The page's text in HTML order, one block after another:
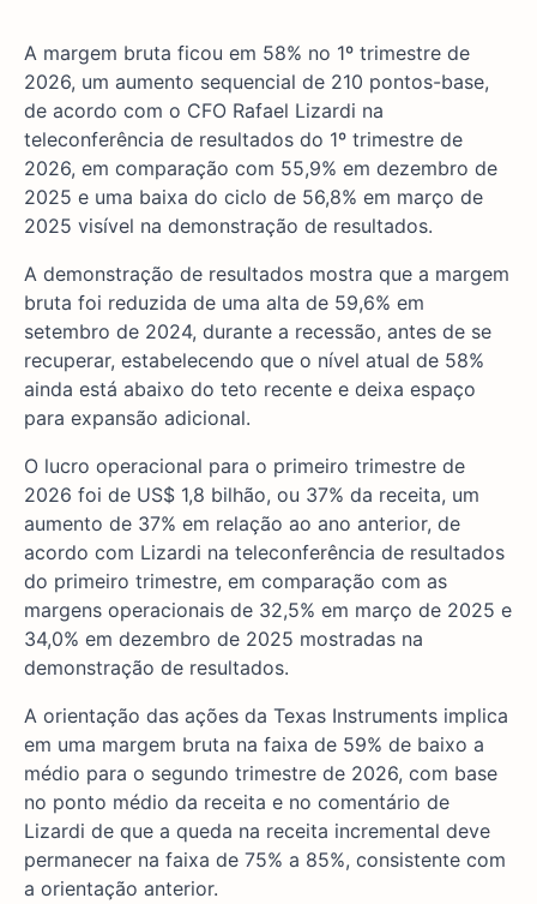
A margem bruta ficou em 58% no 1º trimestre de
2026, um aumento sequencial de 210 pontos-base,
de acordo com o CFO Rafael Lizardi na
teleconferência de resultados do 1º trimestre de
2026, em comparação com 55,9% em dezembro de
2025 e uma baixa do ciclo de 56,8% em março de
2025 visível na demonstração de resultados.
A demonstração de resultados mostra que a margem
bruta foi reduzida de uma alta de 59,6% em
setembro de 2024, durante a recessão, antes de se
recuperar, estabelecendo que o nível atual de 58%
ainda está abaixo do teto recente e deixa espaço
para expansão adicional.
O lucro operacional para o primeiro trimestre de
2026 foi de US$ 1,8 bilhão, ou 37% da receita, um
aumento de 37% em relação ao ano anterior, de
acordo com Lizardi na teleconferência de resultados
do primeiro trimestre, em comparação com as
margens operacionais de 32,5% em março de 2025 e
34,0% em dezembro de 2025 mostradas na
demonstração de resultados.
A orientação das ações da Texas Instruments implica
em uma margem bruta na faixa de 59% de baixo a
médio para o segundo trimestre de 2026, com base
no ponto médio da receita e no comentário de
Lizardi de que a queda na receita incremental deve
permanecer na faixa de 75% a 85%, consistente com
a orientação anterior.